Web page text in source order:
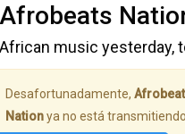
Afrobeats
African music yesterday,
Desafortunadamente,
Nationya no está transmitiendo